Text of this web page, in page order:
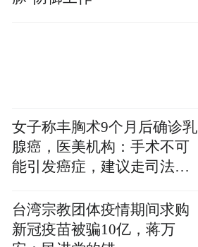
女子称丰胸术9个月后确诊乳
腺癌，医美机构：手术不可
能引发癌症，建议走司法途
台湾宗教团体疫情期间求购
新冠疫苗被骗10亿，蒋万